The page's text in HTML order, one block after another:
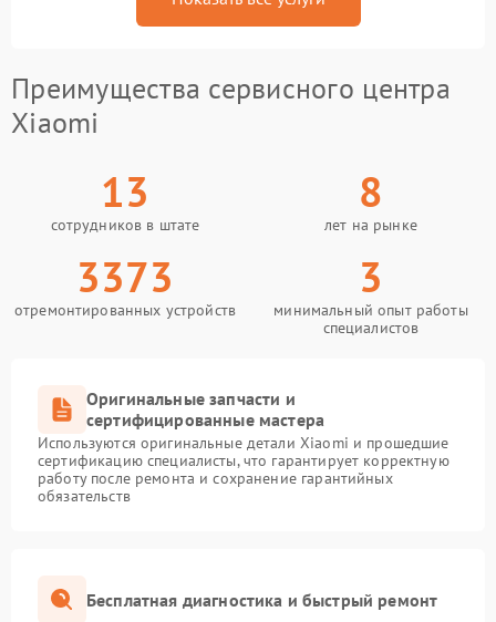
Преимущества сервисного центра
Xiaomi
13
сотрудников в штате
8
лет на рынке
3373
отремонтированных устройств
3
минимальный опыт работы
специалистов
Оригинальные запчасти и
сертифицированные мастера
Используются оригинальные детали Xiaomi и прошедшие
сертификацию специалисты, что гарантирует корректную
работу после ремонта и сохранение гарантийных
обязательств
Бесплатная диагностика и быстрый ремонт